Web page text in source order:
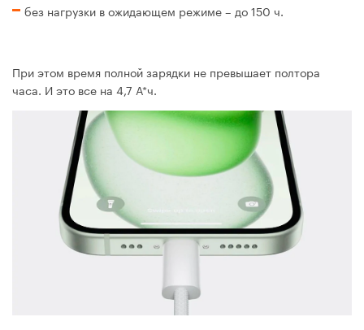
без нагрузки в ожидающем режиме – до 150 ч.
При этом время полной зарядки не превышает полтора
часа. И это все на 4,7 А*ч.